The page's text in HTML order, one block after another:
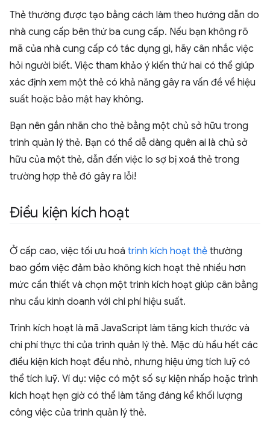
Thẻ thường được tạo bằng cách làm theo hướng dẫn do
nhà cung cấp bên thứ ba cung cấp. Nếu bạn không rõ
mã của nhà cung cấp có tác dụng gì, hãy cân nhắc việc
hỏi người biết. Việc tham khảo ý kiến thứ hai có thể giúp
xác định xem một thẻ có khả năng gây ra vấn đề về hiệu
suất hoặc bảo mật hay không.
Bạn nên gắn nhãn cho thẻ bằng một chủ sở hữu trong
trình quản lý thẻ. Bạn có thể dễ dàng quên ai là chủ sở
hữu của một thẻ, dẫn đến việc lo sợ bị xoá thẻ trong
trường hợp thẻ đó gây ra lỗi!
Điều kiện kích hoạt
Ở cấp cao, việc tối ưu hoá trình kích hoạt thẻ thường
bao gồm việc đảm bảo không kích hoạt thẻ nhiều hơn
mức cần thiết và chọn một trình kích hoạt giúp cân bằng
nhu cầu kinh doanh với chi phí hiệu suất.
Trình kích hoạt là mã JavaScript làm tăng kích thước và
chi phí thực thi của trình quản lý thẻ. Mặc dù hầu hết các
điều kiện kích hoạt đều nhỏ, nhưng hiệu ứng tích luỹ có
thể tích luỹ. Ví dụ: việc có một số sự kiện nhấp hoặc trình
kích hoạt hẹn giờ có thể làm tăng đáng kể khối lượng
công việc của trình quản lý thẻ.